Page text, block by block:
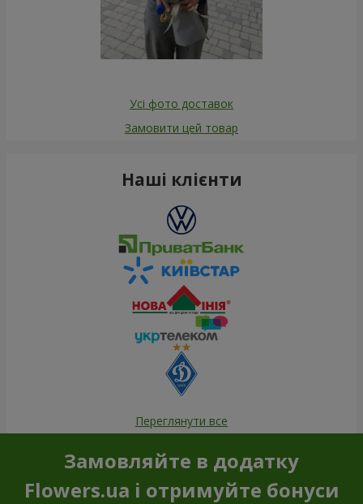
Усі фото доставок
Замовити цей товар
Наші клієнти
Переглянути все
Замовляйте в додатку
Flowers.ua і отримуйте бонуси